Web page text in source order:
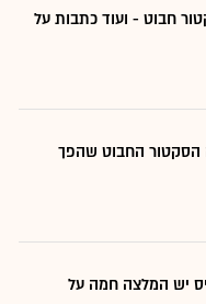
חבוט - ועוד כתבות על
החבוט שהפך
יש המלצה חמה על